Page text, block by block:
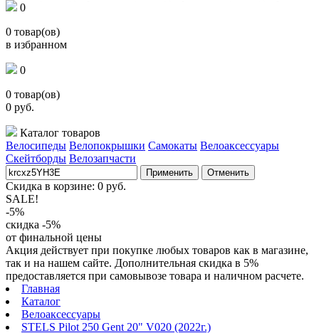
0
0 товар(ов)
в избранном
0
0 товар(ов)
0 руб.
Каталог товаров
Велосипеды Велопокрышки Самокаты Велоаксессуары
Скейтборды Велозапчасти
Применить Отменить
Скидка в корзине: 0 руб.
SALE!
-5%
скидка -5%
от финальной цены
Акция действует при покупке любых товаров как в магазине,
так и на нашем сайте. Дополнительная скидка в 5%
предоставляется при самовывозе товара и наличном расчете.
Главная
Каталог
Велоаксессуары
STELS Pilot 250 Gent 20" V020 (2022г.)